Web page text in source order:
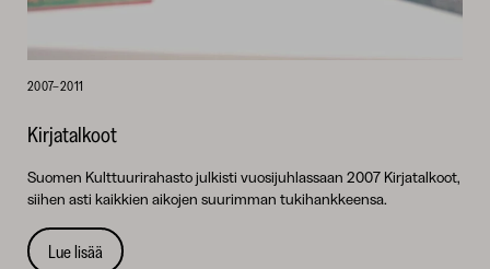
2007–2011
Kirjatalkoot
Suomen Kulttuurirahasto julkisti vuosijuhlassaan 2007 Kirjatalkoot,
siihen asti kaikkien aikojen suurimman tukihankkeensa.
Lue lisää